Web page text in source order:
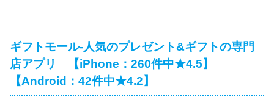
ギフトモール-人気のプレゼント&ギフトの専門
店アプリ 【iPhone：260件中★4.5】
【Android：42件中★4.2】